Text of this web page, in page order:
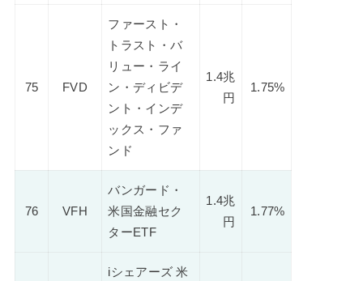
75 FVD
ファースト・
トラスト・バ
リュー・ライ
ン・ディビデ
ント・インデ
ックス・ファ
ンド
1.4兆
円
1.75%
76 VFH
バンガード・
米国金融セク
ターETF
1.4兆
円
1.77%
iシェアーズ 米